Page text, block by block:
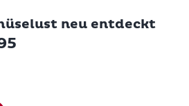
neu entdeckt